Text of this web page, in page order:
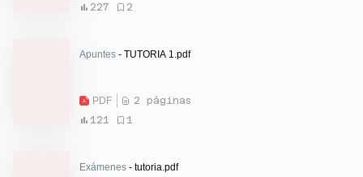
227
2
Apuntes - TUTORIA 1.pdf
PDF
2 páginas
121
1
Exámenes - tutoria.pdf